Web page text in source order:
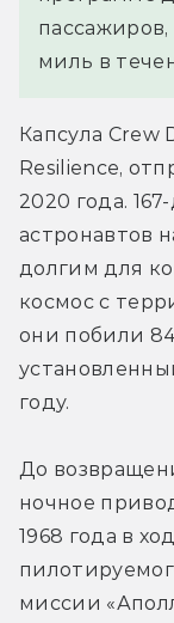
миль в
Капсула Crew
Resilience,
2020 года.
астронавтов
долгим для
космос с
они побили
году.
До
ночное
1968 года в
миссии